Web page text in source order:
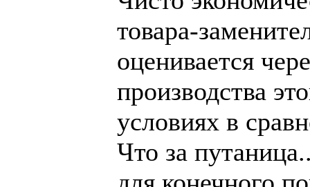
товара-
оценивается
производства
условиях в
Что за